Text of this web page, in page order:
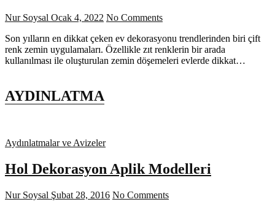
Nur Soysal Ocak 4, 2022 No Comments
Son yılların en dikkat çeken ev dekorasyonu trendlerinden biri çift
renk zemin uygulamaları. Özellikle zıt renklerin bir arada
kullanılması ile oluşturulan zemin döşemeleri evlerde dikkat…
AYDINLATMA
Aydınlatmalar ve Avizeler
Hol Dekorasyon Aplik Modelleri
Nur Soysal Şubat 28, 2016 No Comments